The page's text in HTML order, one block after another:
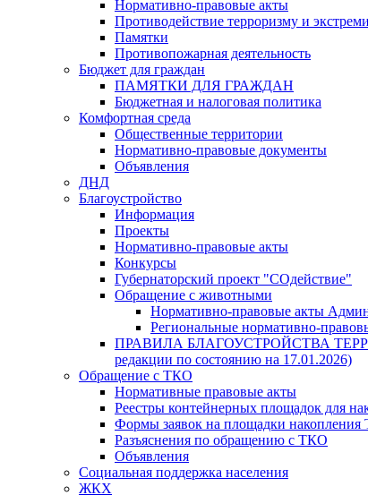
Нормативно-правовые акты
Противодействие терроризму и
Памятки
Противопожарная деятельность
Бюджет для граждан
ПАМЯТКИ ДЛЯ ГРАЖДАН
Бюджетная и налоговая политика
Комфортная среда
Общественные территории
Нормативно-правовые документы
Объявления
ДНД
Благоустройство
Информация
Проекты
Нормативно-правовые акты
Конкурсы
Губернаторский проект "СОдействие"
Обращение с животными
Нормативно-правовые акты
Региональные нормативно-
ПРАВИЛА БЛАГОУСТРОЙСТВА
редакции по состоянию на 17.01.2026)
Обращение с ТКО
Нормативные правовые акты
Реестры контейнерных площадок для
Формы заявок на площадки
Разъяснения по обращению с ТКО
Объявления
Социальная поддержка населения
ЖКХ